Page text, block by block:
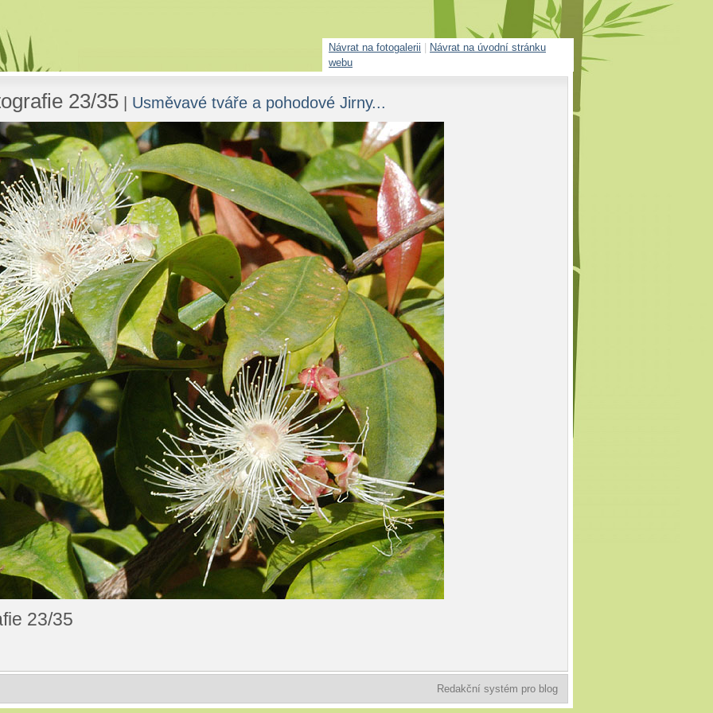
Návrat na fotogalerii
Návrat na úvodní stránku
webu
23/35 | Usměvavé tváře a pohodové Jirny...
23/35
Redakční systém pro blog